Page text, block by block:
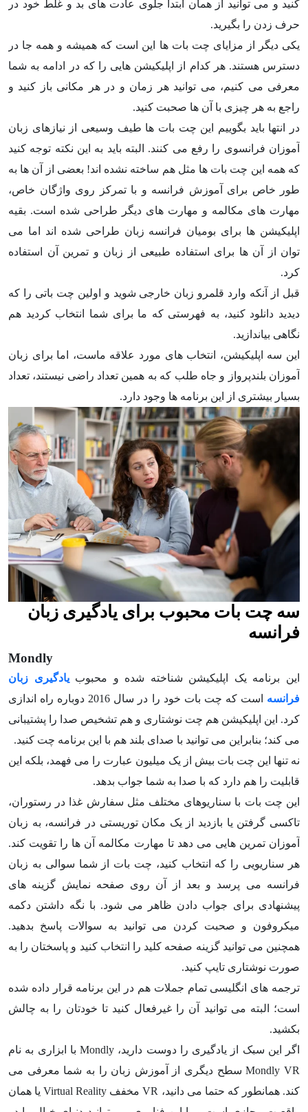
کنید و می توانید از همان ابتدا جلوی عادت های بد و غلط خود در
حرف زدن را بگیرید.
یکی دیگر از مزایای چت بات ها این است که همیشه و همه جا در
دسترس هستند. هر کدام از اپلیکیشن هایی را که در ادامه به شما
معرفی می کنیم، می توانید هر زمان و در هر مکانی باز کنید و
راجع به هر چیزی با آن ها صحبت کنید.
در انتها باید بگوییم این چت بات ها طیف وسیعی از نیازهای زبان
آموزان فرانسوی را رفع می کنند. البته باید به این نکته توجه کنید
که همه این چت بات ها مثل هم ساخته نشده اند! بعضی از آن ها به
طور خاص برای آموزش فرانسه و با تمرکز روی واژگان خاص،
مهارت های مکالمه و مهارت های دیگر طراحی شده است. بقیه
اپلیکیشن ها برای بومیان فرانسه زبان طراحی شده اند اما می
توان از آن ها برای استفاده طبیعی از زبان و تمرین آن استفاده
کرد.
قبل از آنکه وارد قلمرو زبان خارجی شوید و اولین چت باتی را که
دیدید دانلود کنید، به فهرستی که ما برای شما انتخاب کردید هم
نگاهی بیاندازید.
این سه اپلیکیشن، انتخاب های مورد علاقه ماست، اما برای زبان
آموزان بلندپرواز و جاه طلب که به همین تعداد راضی نیستند، تعداد
بسیار بیشتری از این برنامه ها وجود دارد.
سه چت بات محبوب برای یادگیری زبان
فرانسه
Mondly
این برنامه یک اپلیکیشن شناخته شده و محبوبیادگیری زبان
فرانسه
است که چت بات خود را در سال 2016 دوباره راه اندازی
کرد. این اپلیکیشن هم چت نوشتاری و هم تشخیص صدا را پشتیبانی
می کند؛ بنابراین می توانید با صدای بلند هم با این برنامه چت کنید.
نه تنها این چت بات بیش از یک میلیون عبارت را می فهمد، بلکه این
قابلیت را هم دارد که با صدا به شما جواب بدهد.
این چت بات با سناریوهای مختلف مثل سفارش غذا در رستوران،
تاکسی گرفتن یا بازدید از یک مکان توریستی در فرانسه، به زبان
آموزان تمرین هایی می دهد تا مهارت مکالمه آن ها را تقویت کند.
هر سناریویی را که انتخاب کنید، چت بات از شما سوالی به زبان
فرانسه می پرسد و بعد از آن روی صفحه نمایش گزینه های
پیشنهادی برای جواب دادن ظاهر می شود. با نگه داشتن دکمه
میکروفون و صحبت کردن می توانید به سوالات پاسخ بدهید.
همچنین می توانید گزینه صفحه کلید را انتخاب کنید و پاسختان را به
صورت نوشتاری تایپ کنید.
ترجمه های انگلیسی تمام جملات هم در این برنامه قرار داده شده
است؛ البته می توانید آن را غیرفعال کنید تا خودتان را به چالش
بکشید.
اگر این سبک از یادگیری را دوست دارید، Mondly با ابزاری به نام
Mondly VR سطح دیگری از آموزش زبان را به شما معرفی می
کند. همانطور که حتما می دانید، VR مخفف Virtual Reality یا همان